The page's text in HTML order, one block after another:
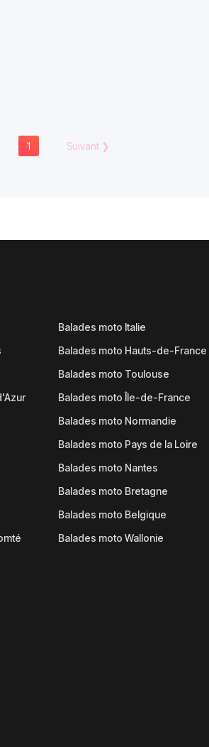
1 Suivant❯
Balades moto Italie
Balades moto Hauts-de-France
Balades moto Toulouse
Balades moto Île-de-France
Balades moto Normandie
Balades moto Pays de la Loire
Balades moto Nantes
Balades moto Bretagne
Balades moto Belgique
Balades moto Wallonie